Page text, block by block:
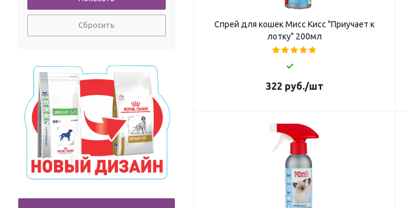
Спрей для кошек Мисс Кисс "Приучает к
лотку" 200мл
322 руб./шт
Сбросить